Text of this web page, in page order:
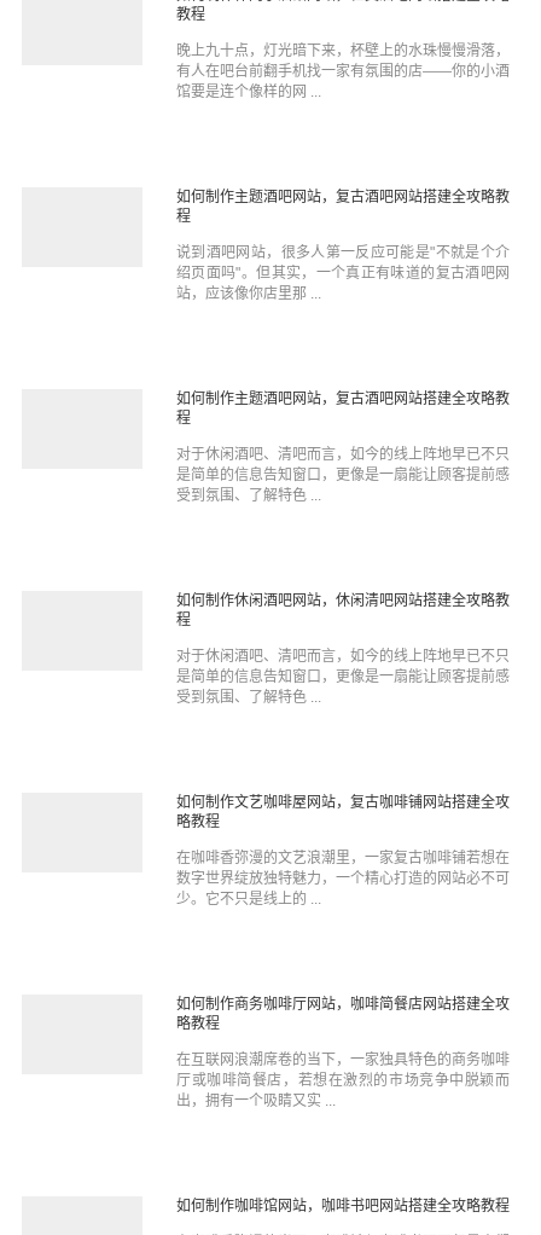
教程
晚上九十点，灯光暗下来，杯壁上的水珠慢慢滑落，
有人在吧台前翻手机找一家有氛围的店——你的小酒
馆要是连个像样的网 ...
如何制作主题酒吧网站，复古酒吧网站搭建全攻略教
程
说到酒吧网站，很多人第一反应可能是"不就是个介
绍页面吗"。但其实，一个真正有味道的复古酒吧网
站，应该像你店里那 ...
如何制作主题酒吧网站，复古酒吧网站搭建全攻略教
程
对于休闲酒吧、清吧而言，如今的线上阵地早已不只
是简单的信息告知窗口，更像是一扇能让顾客提前感
受到氛围、了解特色 ...
如何制作休闲酒吧网站，休闲清吧网站搭建全攻略教
程
对于休闲酒吧、清吧而言，如今的线上阵地早已不只
是简单的信息告知窗口，更像是一扇能让顾客提前感
受到氛围、了解特色 ...
如何制作文艺咖啡屋网站，复古咖啡铺网站搭建全攻
略教程
在咖啡香弥漫的文艺浪潮里，一家复古咖啡铺若想在
数字世界绽放独特魅力，一个精心打造的网站必不可
少。它不只是线上的 ...
如何制作商务咖啡厅网站，咖啡简餐店网站搭建全攻
略教程
在互联网浪潮席卷的当下，一家独具特色的商务咖啡
厅或咖啡简餐店，若想在激烈的市场竞争中脱颖而
出，拥有一个吸睛又实 ...
如何制作咖啡馆网站，咖啡书吧网站搭建全攻略教程